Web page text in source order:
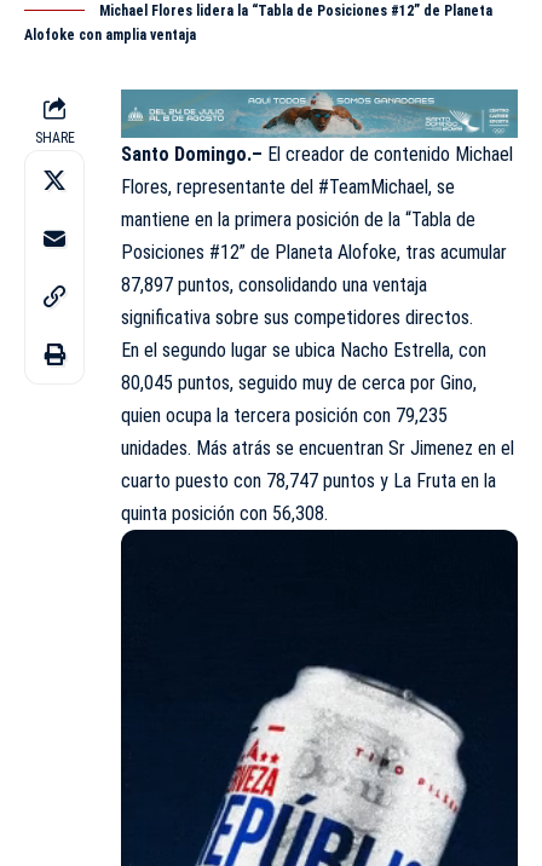
Michael Flores lidera la “Tabla de Posiciones #12” de Planeta
Alofoke con amplia ventaja
SHARE
Santo Domingo.– El creador de contenido Michael
Flores, representante del #TeamMichael, se
mantiene en la primera posición de la “Tabla de
Posiciones #12” de Planeta Alofoke, tras acumular
87,897 puntos, consolidando una ventaja
significativa sobre sus competidores directos.
En el segundo lugar se ubica Nacho Estrella, con
80,045 puntos, seguido muy de cerca por Gino,
quien ocupa la tercera posición con 79,235
unidades. Más atrás se encuentran Sr Jimenez en el
cuarto puesto con 78,747 puntos y La Fruta en la
quinta posición con 56,308.